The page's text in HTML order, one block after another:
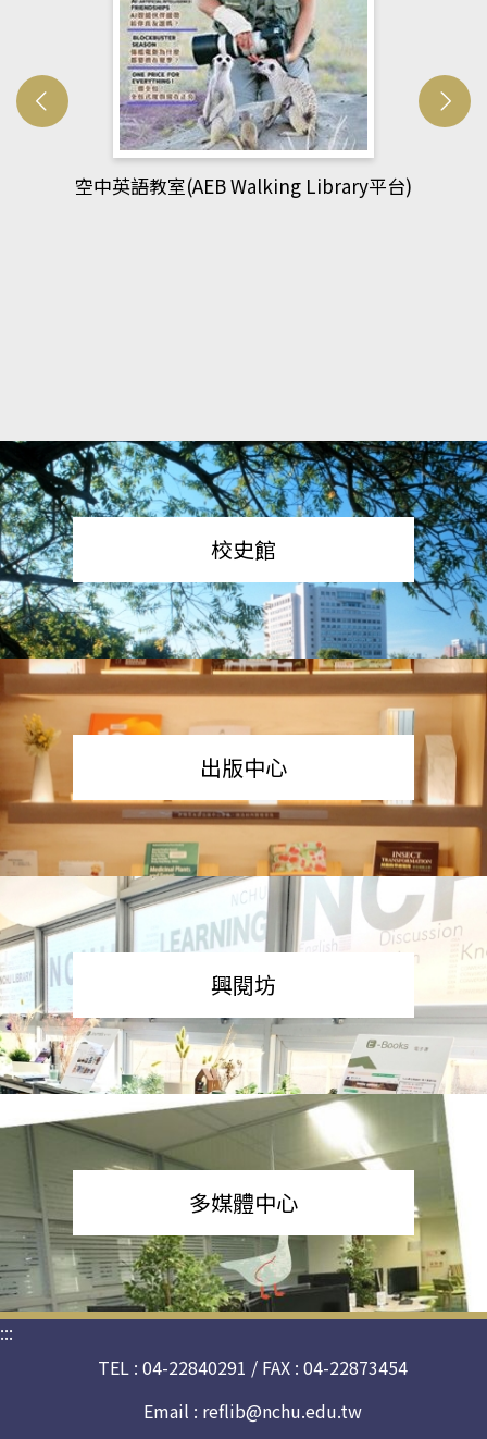
網管人(kono平台)
校史館
出版中心
興閱坊
多媒體中心
:::
TEL : 04-22840291 / FAX : 04-22873454
Email : reflib@nchu.edu.tw